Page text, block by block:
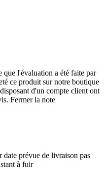
l'évaluation a été faite par
ce produit sur notre boutique
d'un compte client ont
Fermer la note
date prévue de livraison pas
à fuir